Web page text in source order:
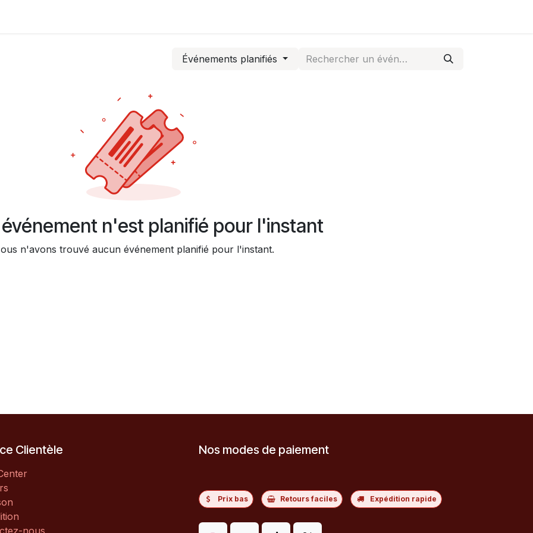
Événements planifiés
n'est planifié pour l'instant
n'avons trouvé aucun événement planifié pour l'instant.
Clientèle
nous
Nos modes de paiement
Prix bas Retours faciles Expédition rapide